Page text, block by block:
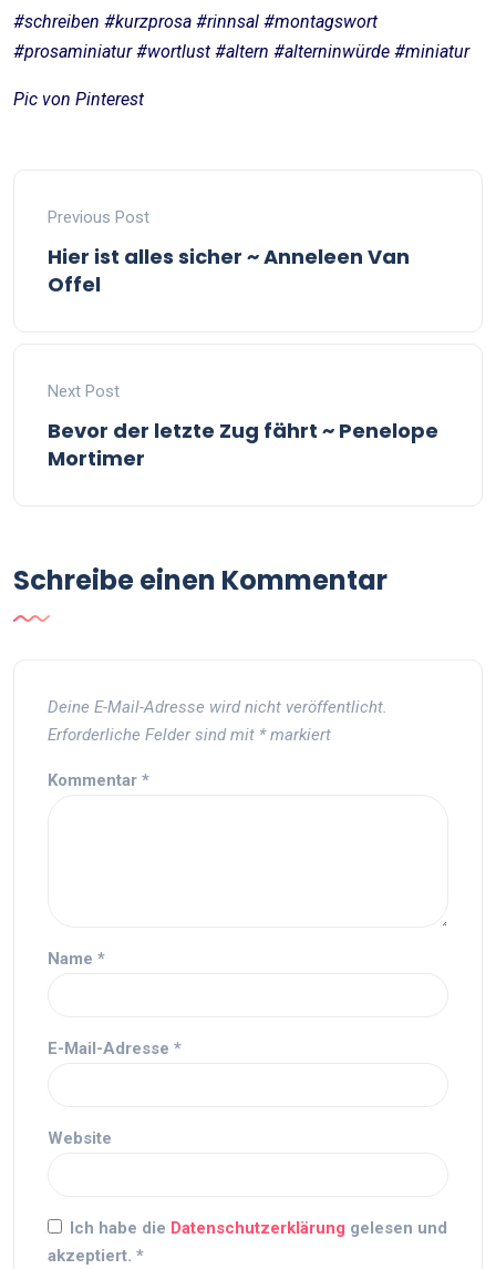
#schreiben #kurzprosa #rinnsal #montagswort
#prosaminiatur #wortlust #altern #alterninwürde #miniatur
Pic von Pinterest
Previous Post
Hier ist alles sicher ~ Anneleen Van
Offel
Next Post
Bevor der letzte Zug fährt ~ Penelope
Mortimer
Schreibe einen Kommentar
Deine E-Mail-Adresse wird nicht veröffentlicht.
Erforderliche Felder sind mit *markiert
Kommentar *
Name *
E-Mail-Adresse *
Website
Ich habe die Datenschutzerklärung gelesen und
akzeptiert. *